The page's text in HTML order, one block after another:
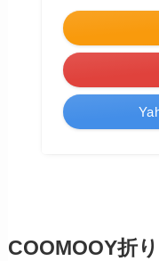
COOMOOY折